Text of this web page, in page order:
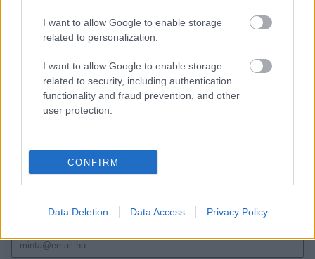
I want to allow Google to enable storage
related to personalization.
I want to allow Google to enable storage
related to security, including authentication
functionality and fraud prevention, and other
user protection.
CONFIRM
Data Deletion Data Access Privacy Policy
Transzparencia és hatékonyság
Név